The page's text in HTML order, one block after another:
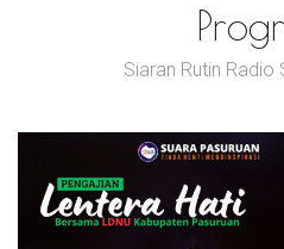
Siaran Rutin Radio